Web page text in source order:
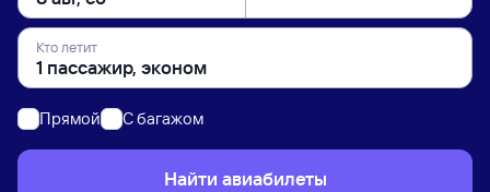
Кто летит
Прямой C багажом
Найти авиабилеты